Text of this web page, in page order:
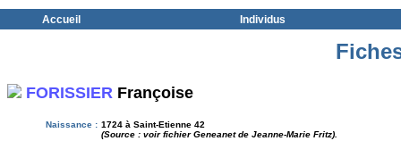
Accueil Individus
FORISSIER Françoise
Naissance : 1724 à Saint-Etienne 42
(Source : voir fichier Geneanet de Jeanne-Marie Fritz).